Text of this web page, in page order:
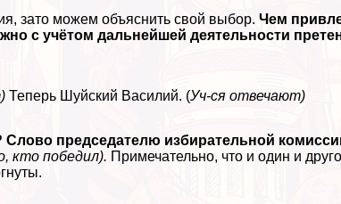
зато можем объяснить свой выбор.Чем
с учётом дальнейшей деятельности
Теперь Шуйский Василий. (Уч-ся отвечают)
председателю избирательной
кто победил). Примечательно, что и один и